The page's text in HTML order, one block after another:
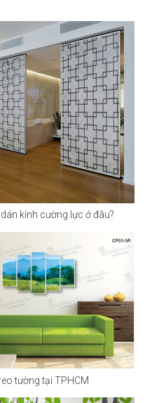
kính cường lực ở đâu?
tường tại TPHCM